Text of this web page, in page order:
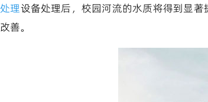
处理设备处理后，校园河流的水质将得到显
改善。